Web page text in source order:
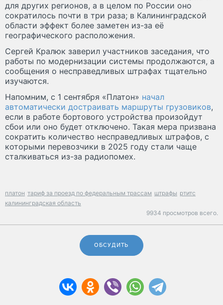
для других регионов, а в целом по России оно
сократилось почти в три раза; в Калининградской
области эффект более заметен из-за её
географического расположения.
Сергей Кралюк заверил участников заседания, что
работы по модернизации системы продолжаются, а
сообщения о несправедливых штрафах тщательно
изучаются.
Напомним, с 1 сентября «Платон» начал
автоматически достраивать маршруты грузовиков,
если в работе бортового устройства произойдут
сбои или оно будет отключено. Такая мера призвана
сократить количество несправедливых штрафов, с
которыми перевозчики в 2025 году стали чаще
сталкиваться из-за радиопомех.
платон тариф за проезд по федеральным трассам штрафы ртитс
калининградская область
9934 просмотров всего.
ОБСУДИТЬ